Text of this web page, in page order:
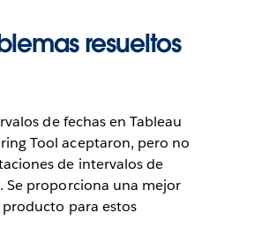
resueltos
de fechas en Tableau
Tool aceptaron, pero no
de intervalos de
Se proporciona una mejor
para estos